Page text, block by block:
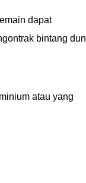
dapat
bintang
atau yang